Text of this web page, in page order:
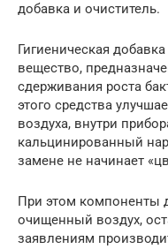
добавка и очиститель.
Гигиеническая
вещество,
сдерживания роста
этого средства
воздуха, внутри
кальцинированный
замене не начинает
При этом компоненты
очищенный воздух,
заявлениям